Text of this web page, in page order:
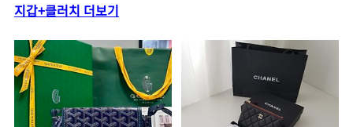
지갑+클러치 더보기